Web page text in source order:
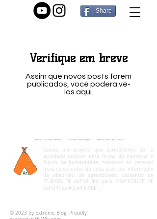
Share
Verifique em breve
Assim que novos posts forem
publicados, você poderá vê-
los aqui.
COMPARTILHANDO O MUNDO - SHARING THE WORLD - COMPARTIENDO EL MUNDO
Somos um projeto que acreditamos ser a
atividade outdoor uma forma de melhorar o
futuro da humanidade, tornando as pessoas
mais conscientes de seus atos, por intermédio
da absorção de aprendizado passando de
'TURISTA DE AVENTURA' para "PRATICANTE DE
ESPORTES AO AR LIVRE".
© 2023 by Extreme Blog. Proudly